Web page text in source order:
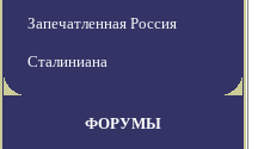
Запечатленная Россия
Сталиниана
ФОРУМЫ